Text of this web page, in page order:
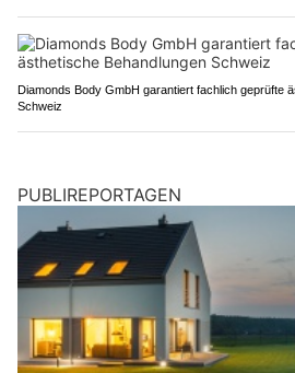
Diamonds Body GmbH garantiert fachlich geprüfte
Schweiz
PUBLIREPORTAGEN